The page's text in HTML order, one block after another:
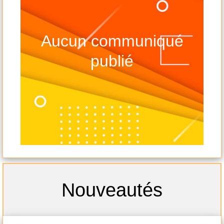
Aucun communiqué
publié
Nouveautés